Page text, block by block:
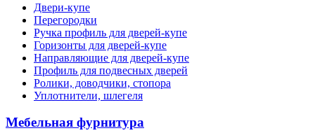
Двери-купе
Перегородки
Ручка профиль для дверей-купе
Горизонты для дверей-купе
Направляющие для дверей-купе
Профиль для подвесных дверей
Ролики, доводчики, стопора
Уплотнители, шлегеля
Мебельная фурнитура